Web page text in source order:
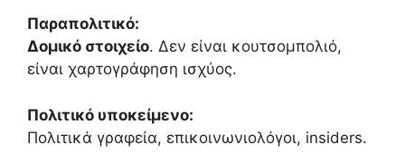
Παραπολιτικό:
Δομικό στοιχείο. Δεν είναι κουτσομπολιό,
είναι χαρτογράφηση ισχύος.
Πολιτικό υποκείμενο:
Πολιτικά γραφεία, επικοινωνιολόγοι, insiders.